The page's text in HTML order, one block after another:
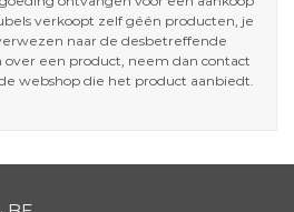
verkoopt zelf géén producten, je
naar de desbetreffende
over een product, neem dan contact
webshop die het product aanbiedt.